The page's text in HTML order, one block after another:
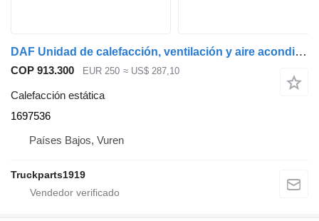
DAF Unidad de calefacción, ventilación y aire acondicionado Kachel XF105 1697536 calefacción estática para camión
COP 913.300 EUR 250 ≈ US$ 287,10
Calefacción estática
1697536
Países Bajos, Vuren
Truckparts1919